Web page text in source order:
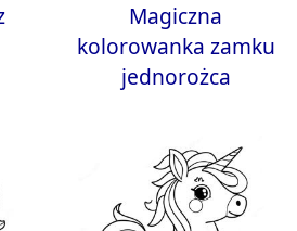
Magiczna
kolorowanka zamku
jednorożca